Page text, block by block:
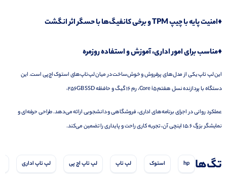
♦️امنیت پایه با چیپ TPM و برخی کانفیگ‌ها با حسگر اثر انگشت
♦️مناسب برای امور اداری، آموزش و استفاده روزمره
این لپ تاپ یکی از مدل‌های پرفروش و خوش‌ساخت در میان لپ‌تاپ‌های استوک اچ‌پی است. این
دستگاه با پردازنده نسل هفتم Core i5، رم 16 گیگ و حافظه 256GB SSD،
عملکرد روانی در اجرای برنامه‌های اداری، فروشگاهی و دانشجویی ارائه می‌دهد. طراحی حرفه‌ای و
نمایشگر بزرگ ۱۵.۶ اینچی آن، تجربه کاری راحت و پایداری را تضمین می‌کند.
تگ‌ها hp استوک لپ تاپ لپ تاپ اچ پی لپ تاپ اداری